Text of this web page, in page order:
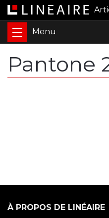
Pantone
À PROPOS DE LINÉAIRE